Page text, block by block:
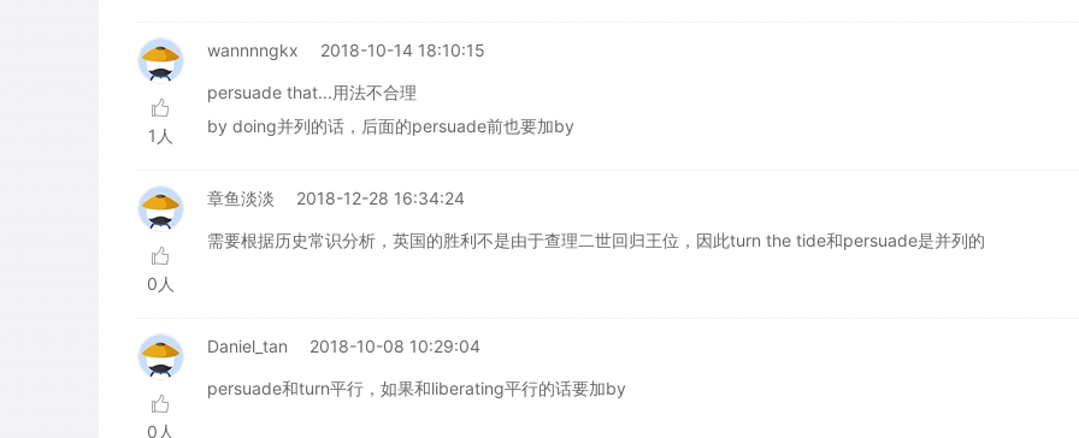
1人
wannnngkx 2018-10-14 18:10:15
persuade that...用法不合理
by doing并列的话，后面的persuade前也要加by
0人
章鱼淡淡 2018-12-28 16:34:24
需要根据历史常识分析，英国的胜利不是由于查理二世回归王位，因此turn the tide和persuade是并列的
0人
Daniel_tan 2018-10-08 10:29:04
persuade和turn平行，如果和liberating平行的话要加by